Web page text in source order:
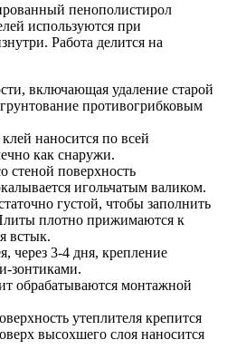
пенополистирол
используются при
Работа делится на
включающая удаление старой
противогрибковым
наносится по всей
как снаружи.
стеной поверхность
игольчатым валиком.
густой, чтобы заполнить
плотно прижимаются к
встык.
через 3-4 дня, крепление
зонтиками.
обрабатываются монтажной
утеплителя крепится
высохшего слоя наносится